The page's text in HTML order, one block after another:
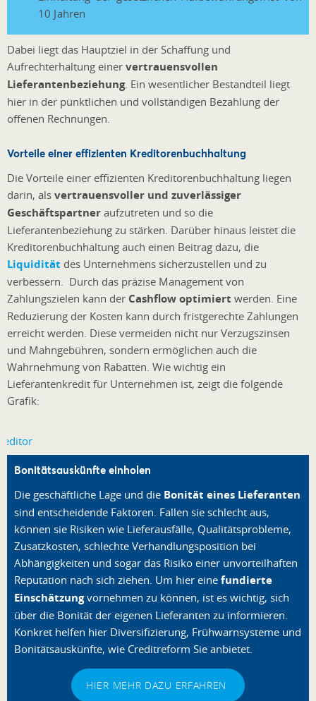
10 Jahren
Dabei liegt das Hauptziel in der Schaffung und
Aufrechterhaltung einer vertrauensvollen
Lieferantenbeziehung. Ein wesentlicher Bestandteil liegt
hier in der pünktlichen und vollständigen Bezahlung der
offenen Rechnungen.
Vorteile einer effizienten Kreditorenbuchhaltung
Die Vorteile einer effizienten Kreditorenbuchhaltung liegen
darin, als vertrauensvoller und zuverlässiger
Geschäftspartner aufzutreten und so die
Lieferantenbeziehung zu stärken. Darüber hinaus leistet die
Kreditorenbuchhaltung auch einen Beitrag dazu, die
Liquidität des Unternehmens sicherzustellen und zu
verbessern. Durch das präzise Management von
Zahlungszielen kann der Cashflow optimiert werden. Eine
Reduzierung der Kosten kann durch fristgerechte Zahlungen
erreicht werden. Diese vermeiden nicht nur Verzugszinsen
und Mahngebühren, sondern ermöglichen auch die
Wahrnehmung von Rabatten. Wie wichtig ein
Lieferantenkredit für Unternehmen ist, zeigt die folgende
Grafik:
Bonitätsauskünfte einholen
Die geschäftliche Lage und die Bonität eines Lieferanten
sind entscheidende Faktoren. Fallen sie schlecht aus,
können sie Risiken wie Lieferausfälle, Qualitätsprobleme,
Zusatzkosten, schlechte Verhandlungsposition bei
Abhängigkeiten und sogar das Risiko einer unvorteilhaften
Reputation nach sich ziehen. Um hier eine fundierte
Einschätzungvornehmen zu können, ist es wichtig, sich
über die Bonität der eigenen Lieferanten zu informieren.
Konkret helfen hier Diversifizierung, Frühwarnsysteme und
Bonitätsauskünfte, wie Creditreform Sie anbietet.
HIER MEHR DAZU ERFAHREN